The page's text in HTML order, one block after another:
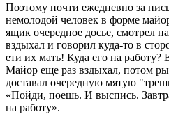
Поэтому почти ежедневно за
немолодой человек в форме
ящик очередное досье, смотрел
вздыхал и говорил куда-то в
ети их мать! Куда его на работу?
Майор еще раз вздыхал, потом
доставал очередную мятую
«Пойди, поешь. И выспись.
на работу».